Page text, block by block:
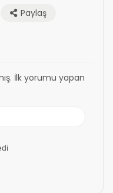
Paylaş
İlk yorumu yapan